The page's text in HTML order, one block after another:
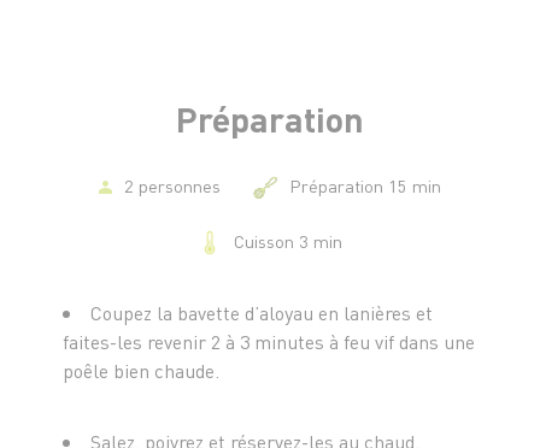
Préparation
2 personnes Préparation 15 min
Cuisson 3 min
Coupez la bavette d’aloyau en lanières et
faites-les revenir 2 à 3 minutes à feu vif dans une
poêle bien chaude.
Salez, poivrez et réservez-les au chaud.